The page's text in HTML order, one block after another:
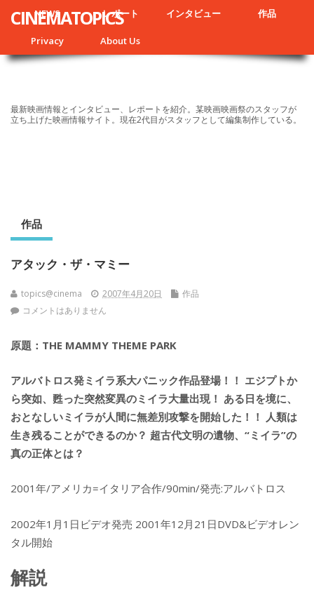
NEWS レポート インタビュー 作品
Privacy About Us
CINEMATOPICS
最新映画情報とインタビュー、レポートを紹介。某映画映画祭のスタッフが
立ち上げた映画情報サイト。現在2代目がスタッフとして編集制作している。
作品
アタック・ザ・マミー
topics@cinema 2007年4月20日
作品
コメントはありません
原題：THE MAMMY THEME PARK
アルバトロス発ミイラ系大パニック作品登場！！ エジプトか
ら突如、甦った突然変異のミイラ大量出現！ ある日を境に、
おとなしいミイラが人間に無差別攻撃を開始した！！ 人類は
生き残ることができるのか？ 超古代文明の遺物、“ミイラ”の
真の正体とは？
2001年/アメリカ=イタリア合作/90min/発売:アルバトロス
2002年1月1日ビデオ発売 2001年12月21日DVD&ビデオレン
タル開始
解説